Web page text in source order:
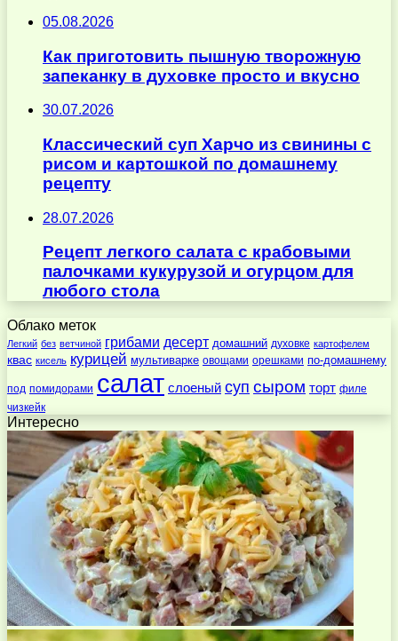
05.08.2026
Как приготовить пышную творожную
запеканку в духовке просто и вкусно
30.07.2026
Классический суп Харчо из свинины с
рисом и картошкой по домашнему
рецепту
28.07.2026
Рецепт легкого салата с крабовыми
палочками кукурузой и огурцом для
любого стола
Облако меток
Легкий без ветчиной грибами десерт домашний духовке картофелем
квас кисель курицей мультиварке овощами орешками по-домашнему
под помидорами салат слоеный суп сыром торт филе
чизкейк
Интересно